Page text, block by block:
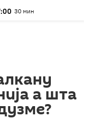
30 мин
а шта